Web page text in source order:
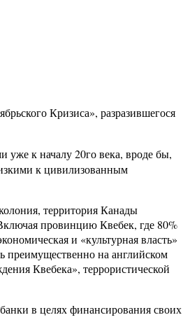
Кризиса», разразившегося
уже к началу 20го века, вроде бы,
к цивилизованным
территория Канады
провинцию Квебек, где 80%
и «культурная власть»
преимущественно на английском
Квебека», террористической
в целях финансирования своих